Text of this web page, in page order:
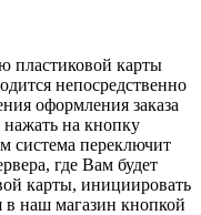
карты
непосредственно
оформления заказа
на кнопку
система переключит
где Вам будет
карты, инициировать
в наш магазин кнопкой